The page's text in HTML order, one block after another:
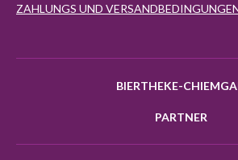
ZAHLUNGS UND
BIERTHEKE-
PARTNER